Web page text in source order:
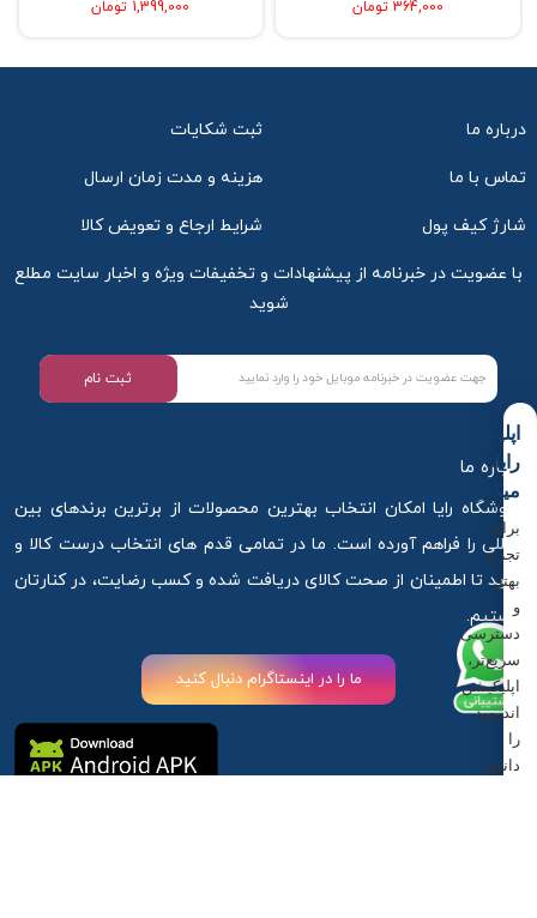
1,399,000 تومان
364,000 تومان
درباره ما ثبت شکایات
تماس با ما هزینه و مدت زمان ارسال
شارژ کیف پول شرایط ارجاع و تعویض کالا
با عضویت در خبرنامه از پیشنهادات و تخفیفات ویژه و اخبار سایت مطلع
شوید
ثبت نام
درباره ما
فروشگاه رایا امکان انتخاب بهترین محصولات از برترین برندهای بین
المللی را فراهم آورده است. ما در تمامی قدم های انتخاب درست کالا و
خرید تا اطمینان از صحت کالای دریافت شده و کسب رضایت، در کنارتان
هستیم.
ما را در اینستاگرام دنبال کنید
اپلیکیشن
رایا
میکاپ
برای
تجربه
بهتر
و
دسترسی
سریع‌تر،
اپلیکیشن
اندروید
را
دانلود